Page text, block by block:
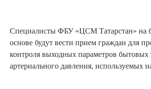
Специалисты ФБУ «ЦСМ Татарстан» на
основе будут вести прием граждан для
контроля выходных параметров бытовых
артериального давления, используемых